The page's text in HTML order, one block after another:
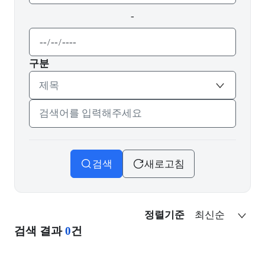
-
종료날짜
구분
검색어 입력
검색 새로고침
검색 결과0건
정렬기준